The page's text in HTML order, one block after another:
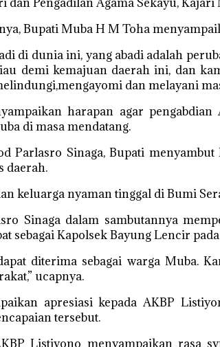
Bupati Muba H M Toha
di dunia ini, yang abadi adalah
demi kemajuan daerah ini, dan
dan melayani
harapan agar
di masa mendatang.
Parlasro Sinaga, Bupati
daerah.
keluarga nyaman tinggal di Bumi
Sinaga dalam sambutannya
sebagai Kapolsek Bayung Lencir pada
diterima sebagai warga Muba.
ucapnya.
apresiasi kepada AKBP
tersebut.
Listiyono menyampaikan rasa